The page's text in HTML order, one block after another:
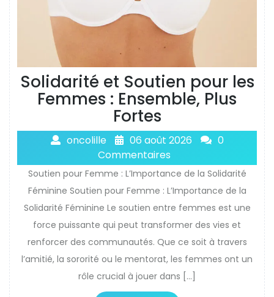
Solidarité et Soutien pour les
Femmes : Ensemble, Plus
Fortes
oncolille 06 août 2026
0
Commentaires
Soutien pour Femme : L’Importance de la Solidarité
Féminine Soutien pour Femme : L’Importance de la
Solidarité Féminine Le soutien entre femmes est une
force puissante qui peut transformer des vies et
renforcer des communautés. Que ce soit à travers
l’amitié, la sororité ou le mentorat, les femmes ont un
rôle crucial à jouer dans […]